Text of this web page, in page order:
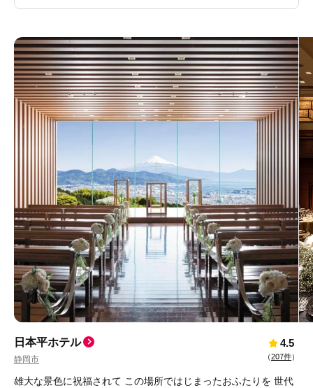
日本平ホテル
静岡市
4.5
（207件）
雄大な景色に祝福されて この場所ではじまったおふたりを 世代